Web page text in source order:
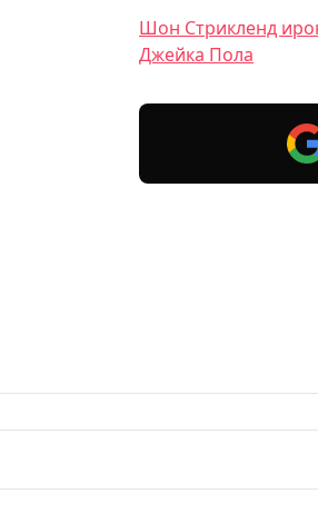
Шон Стрикленд
Джейка Пола